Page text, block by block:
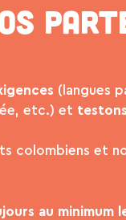
(langues
etc.) et
colombiens et
au minimum